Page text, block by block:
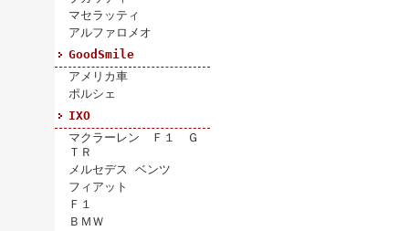
マセラッティ
アルファロメオ
GoodSmile
アメリカ車
ポルシェ
IXO
マクラーレン Ｆ１ Ｇ
ＴＲ
メルセデス ベンツ
フィアット
Ｆ１
ＢＭＷ